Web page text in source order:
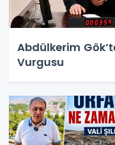
Abdülkerim
Vurgusu